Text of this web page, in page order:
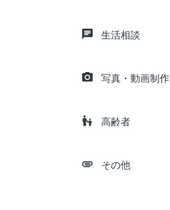
chat 生活相談
camera_alt 写真・動画制作
escalator_warning 高齢者
attachment その他